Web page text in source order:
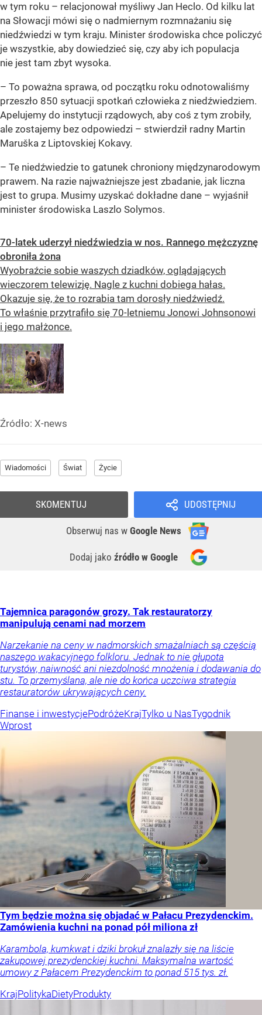
w tym roku – relacjonował myśliwy Jan Heclo. Od kilku lat
na Słowacji mówi się o nadmiernym rozmnażaniu się
niedźwiedzi w tym kraju. Minister środowiska chce policzyć
je wszystkie, aby dowiedzieć się, czy aby ich populacja
nie jest tam zbyt wysoka.
– To poważna sprawa, od początku roku odnotowaliśmy
przeszło 850 sytuacji spotkań człowieka z niedźwiedziem.
Apelujemy do instytucji rządowych, aby coś z tym zrobiły,
ale zostajemy bez odpowiedzi – stwierdził radny Martin
Maruška z Liptovskiej Kokavy.
– Te niedźwiedzie to gatunek chroniony międzynarodowym
prawem. Na razie najważniejsze jest zbadanie, jak liczna
jest to grupa. Musimy uzyskać dokładne dane – wyjaśnił
minister środowiska Laszlo Solymos.
70-latek uderzył niedźwiedzia w nos. Rannego mężczyznę
obroniła żona
Wyobraźcie sobie waszych dziadków, oglądających
wieczorem telewizję. Nagle z kuchni dobiega hałas.
Okazuje się, że to rozrabia tam dorosły niedźwiedź.
To właśnie przytrafiło się 70-letniemu Jonowi Johnsonowi
i jego małżonce.
Źródło: X-news
Wiadomości Świat Życie
UDOSTĘPNIJ
Obserwuj nas w Google News
Dodaj jako źródło w Google
SKOMENTUJ
Tajemnica paragonów grozy. Tak restauratorzy
manipulują cenami nad morzem
Narzekanie na ceny w nadmorskich smażalniach są częścią
naszego wakacyjnego folkloru. Jednak to nie głupota
turystów, naiwność ani niezdolność mnożenia i dodawania do
stu. To przemyślana, ale nie do końca uczciwa strategia
restauratorów ukrywających ceny.
Finanse i inwestycjePodróżeKrajTylko u NasTygodnik
Wprost
Tym będzie można się objadać w Pałacu Prezydenckim.
Zamówienia kuchni na ponad pół miliona zł
Karambola, kumkwat i dziki brokuł znalazły się na liście
zakupowej prezydenckiej kuchni. Maksymalna wartość
umowy z Pałacem Prezydenckim to ponad 515 tys. zł.
KrajPolitykaDietyProdukty